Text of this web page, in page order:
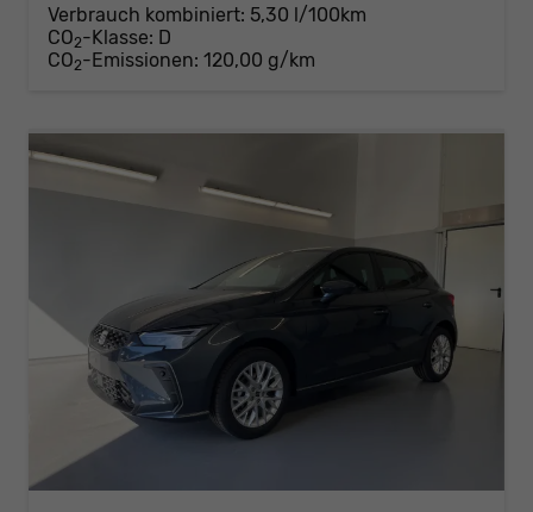
Verbrauch kombiniert: 5,30 l/100km
CO2-Klasse: D
CO2-Emissionen: 120,00 g/km